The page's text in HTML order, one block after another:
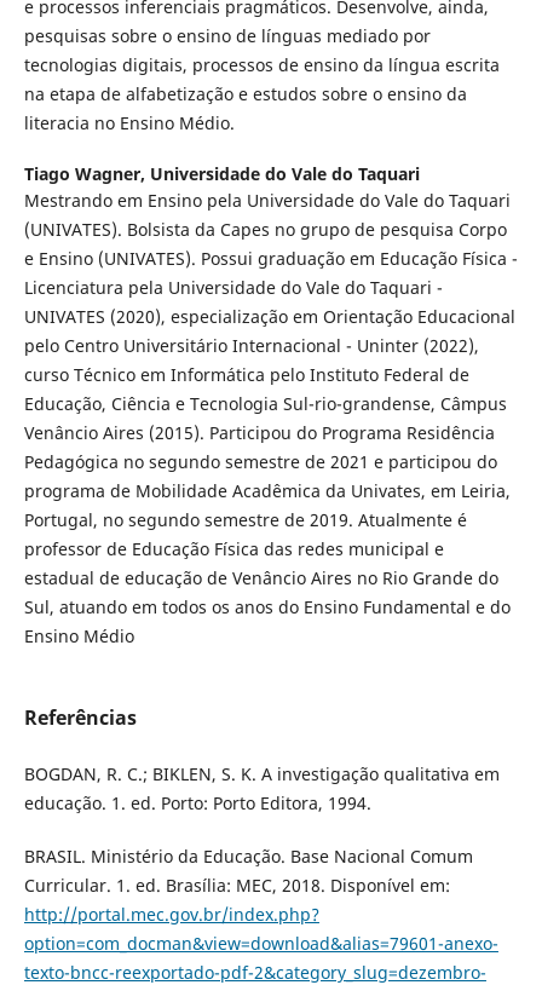
e processos inferenciais pragmáticos. Desenvolve, ainda,
pesquisas sobre o ensino de línguas mediado por
tecnologias digitais, processos de ensino da língua escrita
na etapa de alfabetização e estudos sobre o ensino da
literacia no Ensino Médio.
Tiago Wagner, Universidade do Vale do Taquari
Mestrando em Ensino pela Universidade do Vale do Taquari
(UNIVATES). Bolsista da Capes no grupo de pesquisa Corpo
e Ensino (UNIVATES). Possui graduação em Educação Física -
Licenciatura pela Universidade do Vale do Taquari -
UNIVATES (2020), especialização em Orientação Educacional
pelo Centro Universitário Internacional - Uninter (2022),
curso Técnico em Informática pelo Instituto Federal de
Educação, Ciência e Tecnologia Sul-rio-grandense, Câmpus
Venâncio Aires (2015). Participou do Programa Residência
Pedagógica no segundo semestre de 2021 e participou do
programa de Mobilidade Acadêmica da Univates, em Leiria,
Portugal, no segundo semestre de 2019. Atualmente é
professor de Educação Física das redes municipal e
estadual de educação de Venâncio Aires no Rio Grande do
Sul, atuando em todos os anos do Ensino Fundamental e do
Ensino Médio
Referências
BOGDAN, R. C.; BIKLEN, S. K. A investigação qualitativa em
educação. 1. ed. Porto: Porto Editora, 1994.
BRASIL. Ministério da Educação. Base Nacional Comum
Curricular. 1. ed. Brasília: MEC, 2018. Disponível em:
http://portal.mec.gov.br/index.php?
option=com_docman&view=download&alias=79601-anexo-
texto-bncc-reexportado-pdf-2&category_slug=dezembro-